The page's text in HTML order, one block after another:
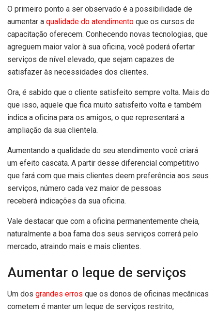
O primeiro ponto a ser observado é a possibilidade de
aumentar a qualidade do atendimento que os cursos de
capacitação oferecem. Conhecendo novas tecnologias, que
agreguem maior valor à sua oficina, você poderá ofertar
serviços de nível elevado, que sejam capazes de
satisfazer às necessidades dos clientes.
Ora, é sabido que o cliente satisfeito sempre volta. Mais do
que isso, aquele que fica muito satisfeito volta e também
indica a oficina para os amigos, o que representará a
ampliação da sua clientela.
Aumentando a qualidade do seu atendimento você criará
um efeito cascata. A partir desse diferencial competitivo
que fará com que mais clientes deem preferência aos seus
serviços, número cada vez maior de pessoas
receberá indicações da sua oficina.
Vale destacar que com a oficina permanentemente cheia,
naturalmente a boa fama dos seus serviços correrá pelo
mercado, atraindo mais e mais clientes.
Aumentar o leque de serviços
Um dos grandes erros que os donos de oficinas mecânicas
cometem é manter um leque de serviços restrito,